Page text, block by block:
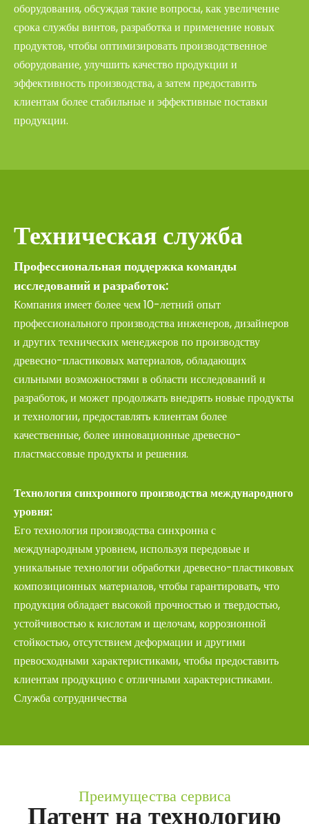
оборудования, обсуждая такие вопросы, как увеличение
срока службы винтов, разработка и применение новых
продуктов, чтобы оптимизировать производственное
оборудование, улучшить качество продукции и
эффективность производства, а затем предоставить
клиентам более стабильные и эффективные поставки
продукции.
Техническая служба
Профессиональная поддержка команды
исследований и разработок:
Компания имеет более чем 10-летний опыт
профессионального производства инженеров, дизайнеров
и других технических менеджеров по производству
древесно-пластиковых материалов, обладающих
сильными возможностями в области исследований и
разработок, и может продолжать внедрять новые продукты
и технологии, предоставлять клиентам более
качественные, более инновационные древесно-
пластмассовые продукты и решения.
Технология синхронного производства международного
уровня:
Его технология производства синхронна с
международным уровнем, используя передовые и
уникальные технологии обработки древесно-пластиковых
композиционных материалов, чтобы гарантировать, что
продукция обладает высокой прочностью и твердостью,
устойчивостью к кислотам и щелочам, коррозионной
стойкостью, отсутствием деформации и другими
превосходными характеристиками, чтобы предоставить
клиентам продукцию с отличными характеристиками.
Служба сотрудничества
Преимущества сервиса
Патент на технологию